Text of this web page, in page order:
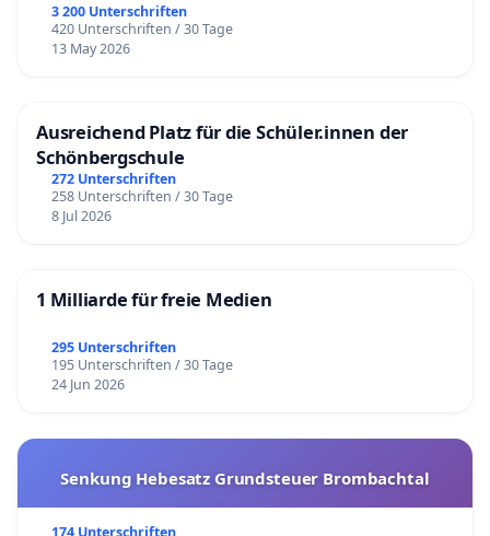
3 200 Unterschriften
420 Unterschriften / 30 Tage
13 May 2026
Ausreichend Platz für die Schüler.innen der
Schönbergschule
272 Unterschriften
258 Unterschriften / 30 Tage
8 Jul 2026
1 Milliarde für freie Medien
295 Unterschriften
195 Unterschriften / 30 Tage
24 Jun 2026
Senkung Hebesatz Grundsteuer Brombachtal